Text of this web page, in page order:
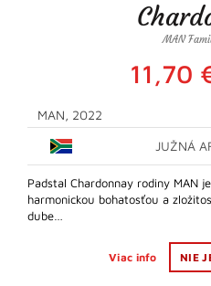
MAN
11,70
MAN, 2022
JUŽNÁ
Padstal Chardonnay rodiny MAN
harmonickou bohatosťou a
dube…
Viac info NIE